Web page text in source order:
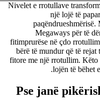
Nivelet e rrotullave
një lojë të
Megaways për të
fitimprurëse në çdo
bërë të mundur që të
fitore me një rrotullim. Këto
lojën të bëhet
Pse janë